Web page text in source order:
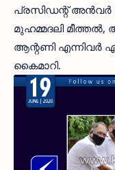
പ്രസിഡന്റ് അന്‍വര്‍
മുഹമ്മദലി
ആന്റണി എന്നിവര്‍
കൈമാറി.